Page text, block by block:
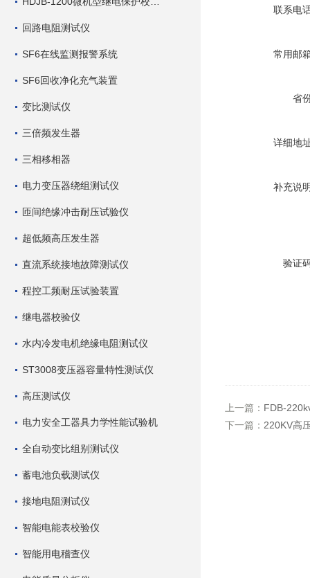
回路电阻测试仪
SF6在线监测报警系统
SF6回收净化充气装置
变比测试仪
三倍频发生器
三相移相器
电力变压器绕组测试仪
匝间绝缘冲击耐压试验仪
超低频高压发生器
直流系统接地故障测试仪
程控工频耐压试验装置
继电器校验仪
水内冷发电机绝缘电阻测试仪
ST3008变压器容量特性测试仪
高压测试仪
电力安全工器具力学性能试验机
全自动变比组别测试仪
蓄电池负载测试仪
接地电阻测试仪
智能电能表校验仪
智能用电稽查仪
联系电
常用邮
省
详细地
补充说
验证
上一篇： FDB-
下一篇： 220KV高